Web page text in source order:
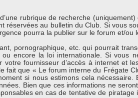
rubrique de recherche (uniquement)
réservées au bulletin du Club. Si vous
pourra la publier sur le forum et/ou
pornographique, etc. qui pourrait
encore la loi internationale. Si vous
fournisseur d’accès à internet et
fait que « Le forum interne du Frégate
si nous estimons cela nécessaire.
Bien que ces informations ne
en cas de tentative de piratage